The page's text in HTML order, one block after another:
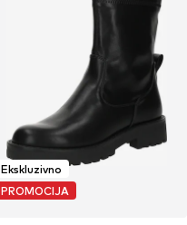
Ekskluzivno
PROMOCIJA